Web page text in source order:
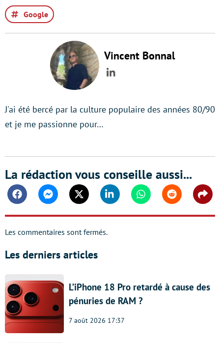
Google
Vincent Bonnal
LinkedIn
J'ai été bercé par la culture populaire des années 80/90
et je me passionne pour…
La rédaction vous conseille aussi...
FacebookMessengerTwitter Linkedin WhatsappReddit
Les commentaires sont fermés.
Les derniers articles
L’iPhone 18 Pro retardé à cause des
pénuries de RAM ?
7 août 2026 17:37